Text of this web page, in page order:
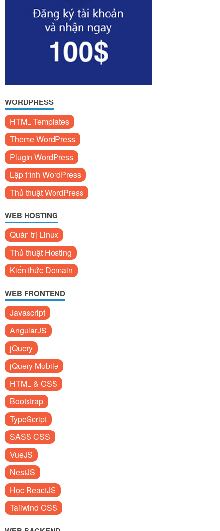
WORDPRESS
HTML Templates
Theme WordPress
Plugin WordPress
Lập trình WordPress
Thủ thuật WordPress
WEB HOSTING
Quản trị Linux
Thủ thuật Hosting
Kiến thức Domain
WEB FRONTEND
Javascript
AngularJS
jQuery
jQuery Mobile
HTML & CSS
Bootstrap
TypeScript
SASS CSS
VueJS
NestJS
Học ReactJS
Tailwind CSS